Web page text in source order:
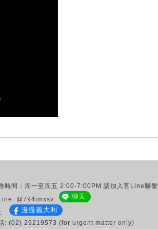
時間：周一至周五 2:00-7:00PM 請加入官Line聯繫
@794imxsv
聊天
漫慢義大利
: (02) 29219573 (for urgent matter only)